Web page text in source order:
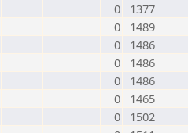
0
1377
0
1489
0
1486
0
1486
0
1486
0
1465
0
1502